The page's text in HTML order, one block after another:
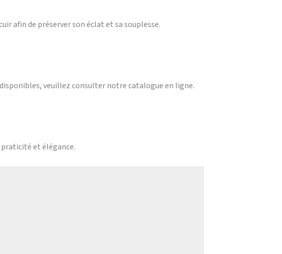
afin de préserver son éclat et sa souplesse.
veuillez consulter notre catalogue en ligne.
praticité et élégance.